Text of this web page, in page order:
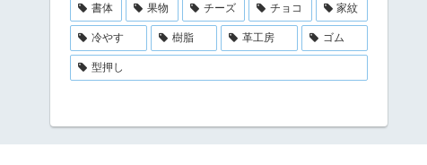
書体 果物 チーズ チョコ 家紋
冷やす 樹脂 革工房 ゴム
型押し